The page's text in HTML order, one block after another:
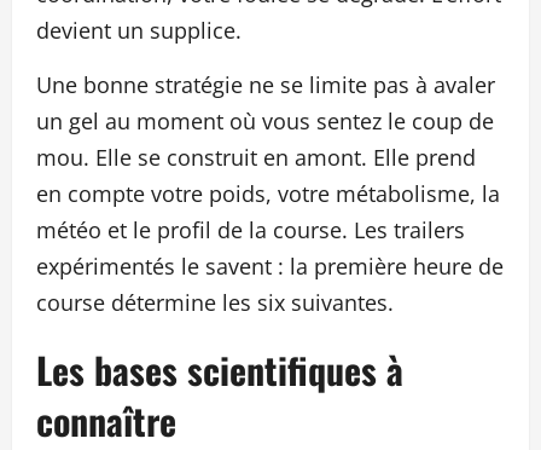
devient un supplice.
Une bonne stratégie ne se limite pas à avaler
un gel au moment où vous sentez le coup de
mou. Elle se construit en amont. Elle prend
en compte votre poids, votre métabolisme, la
météo et le profil de la course. Les trailers
expérimentés le savent : la première heure de
course détermine les six suivantes.
Les bases scientifiques à
connaître